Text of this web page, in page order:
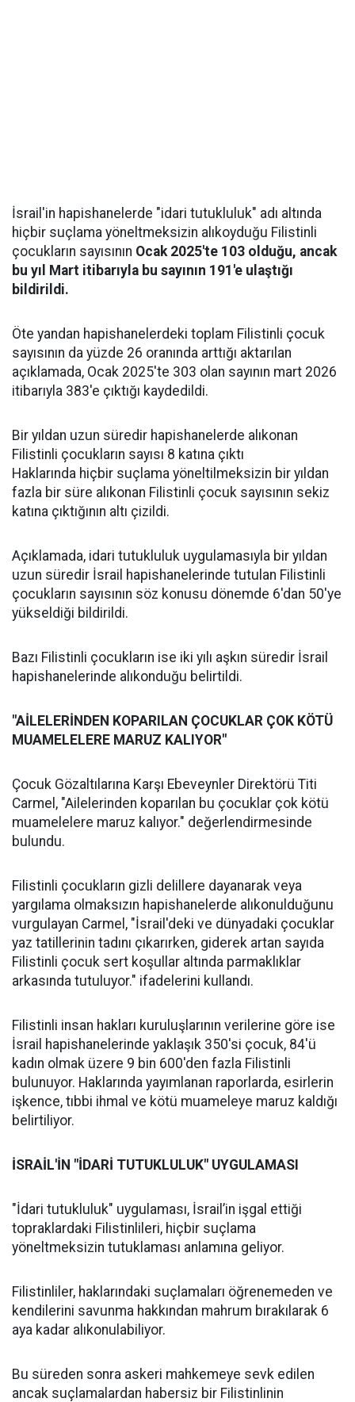
İsrail'in hapishanelerde "idari tutukluluk" adı altında
hiçbir suçlama yöneltmeksizin alıkoyduğu Filistinli
çocukların sayısının Ocak 2025'te 103 olduğu, ancak
bu yıl Mart itibarıyla bu sayının 191'e ulaştığı
bildirildi.
Öte yandan hapishanelerdeki toplam Filistinli çocuk
sayısının da yüzde 26 oranında arttığı aktarılan
açıklamada, Ocak 2025'te 303 olan sayının mart 2026
itibarıyla 383'e çıktığı kaydedildi.
Bir yıldan uzun süredir hapishanelerde alıkonan
Filistinli çocukların sayısı 8 katına çıktı
Haklarında hiçbir suçlama yöneltilmeksizin bir yıldan
fazla bir süre alıkonan Filistinli çocuk sayısının sekiz
katına çıktığının altı çizildi.
Açıklamada, idari tutukluluk uygulamasıyla bir yıldan
uzun süredir İsrail hapishanelerinde tutulan Filistinli
çocukların sayısının söz konusu dönemde 6'dan 50'ye
yükseldiği bildirildi.
Bazı Filistinli çocukların ise iki yılı aşkın süredir İsrail
hapishanelerinde alıkonduğu belirtildi.
"AİLELERİNDEN KOPARILAN ÇOCUKLAR ÇOK KÖTÜ
MUAMELELERE MARUZ KALIYOR"
Çocuk Gözaltılarına Karşı Ebeveynler Direktörü Titi
Carmel, "Ailelerinden koparılan bu çocuklar çok kötü
muamelelere maruz kalıyor." değerlendirmesinde
bulundu.
Filistinli çocukların gizli delillere dayanarak veya
yargılama olmaksızın hapishanelerde alıkonulduğunu
vurgulayan Carmel, "İsrail'deki ve dünyadaki çocuklar
yaz tatillerinin tadını çıkarırken, giderek artan sayıda
Filistinli çocuk sert koşullar altında parmaklıklar
arkasında tutuluyor." ifadelerini kullandı.
Filistinli insan hakları kuruluşlarının verilerine göre ise
İsrail hapishanelerinde yaklaşık 350'si çocuk, 84'ü
kadın olmak üzere 9 bin 600'den fazla Filistinli
bulunuyor. Haklarında yayımlanan raporlarda, esirlerin
işkence, tıbbi ihmal ve kötü muameleye maruz kaldığı
belirtiliyor.
İSRAİL'İN "İDARİ TUTUKLULUK" UYGULAMASI
"İdari tutukluluk" uygulaması, İsrail’in işgal ettiği
topraklardaki Filistinlileri, hiçbir suçlama
yöneltmeksizin tutuklaması anlamına geliyor.
Filistinliler, haklarındaki suçlamaları öğrenemeden ve
kendilerini savunma hakkından mahrum bırakılarak 6
aya kadar alıkonulabiliyor.
Bu süreden sonra askeri mahkemeye sevk edilen
ancak suçlamalardan habersiz bir Filistinlinin